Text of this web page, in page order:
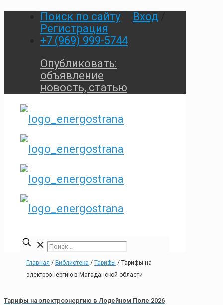
Поиск по сайту Вход
Регистрация
+7 (969) 999-5744
Опубликовать:
объявление
новость, статью
✕
Главная / Библиотека / Тарифы / Тарифы на
электроэнергию в Магаданской области
Тарифы на электроэнергию в Лодейном Поле 2026